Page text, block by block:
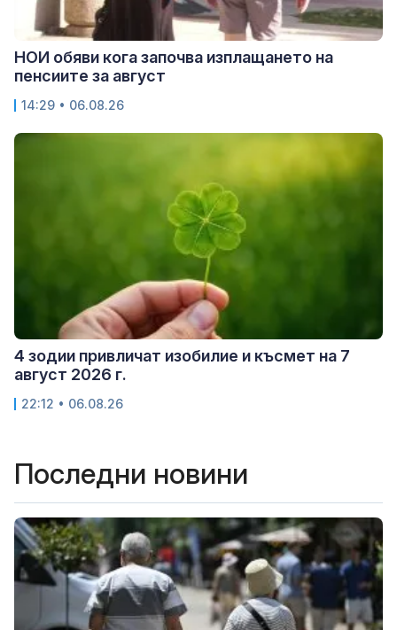
НОИ обяви кога започва изплащането на
пенсиите за август
14:29 • 06.08.26
4 зодии привличат изобилие и късмет на 7
август 2026 г.
22:12 • 06.08.26
Последни новини